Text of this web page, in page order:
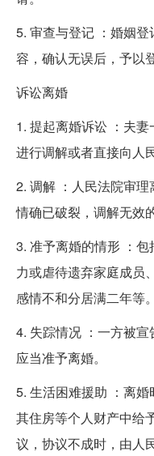
5. 审查与登记 ：婚姻
容，确认无误后，予以
诉讼离婚
1. 提起离婚诉讼 ：夫
进行调解或者直接向人
2. 调解 ：人民法院审
情确已破裂，调解无效
3. 准予离婚的情形 ：
力或虐待遗弃家庭成员
感情不和分居满二年等。
4. 失踪情况 ：一方被宣
应当准予离婚。
5. 生活困难援助 ：离
其住房等个人财产中给
议，协议不成时，由人